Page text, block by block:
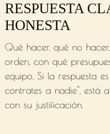
RESPUESTA
HONESTA
Qué hacer, qué no
orden, con qué
equipo. Si la respuesta
contrates a nadie", está
con su justificación.